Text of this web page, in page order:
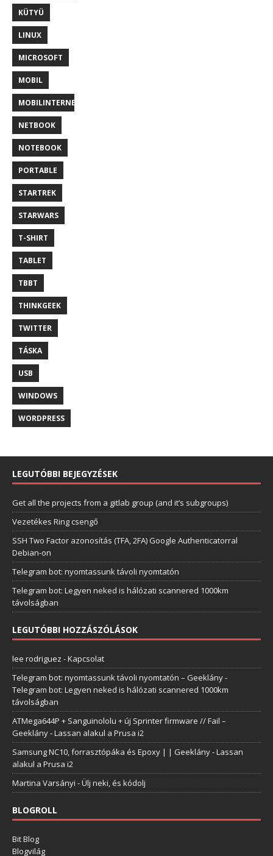
KÜTYÜ
LINUX
MICROSOFT
MOBIL
MOBILINTERNET
NETBOOK
NOTEBOOK
PORTABLE
STARTREK
STARWARS
T-SHIRT
TABLET
TBBT
THINKGEEK
TWITTER
TÁSKA
USB
WINDOWS
WORDPRESS
LEGUTÓBBI BEJEGYZÉSEK
Get all the projects from a gitlab group (and it’s subgroups)
Vezetékes Ring csengő
SSH Two Factor azonosítás (TFA, 2FA) Google Authenticatorral
Debian-on
Telegram bot: nyomtassunk távoli nyomtatón
Telegram bot: Legyen neked is hálózati scannered 1000km
távolságban
LEGUTÓBBI HOZZÁSZÓLÁSOK
lee rodriguez -Kapcsolat
Telegram bot: nyomtassunk távoli nyomtatón – Geeklány-
Telegram bot: Legyen neked is hálózati scannered 1000km
távolságban
ATMega644P + Sanguinololu + új Sprinter firmware // Fail –
Geeklány-Lassan alakul a Prusa i2
Samsung NC10, forrasztópáka és Epoxy | | Geeklány-Lassan
alakul a Prusa i2
Martina Varsányi -Ülj neki, és kódolj
BLOGROLL
Bit Blog
Blogvilág